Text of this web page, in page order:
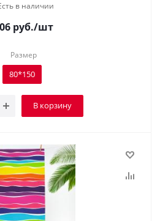
в наличии
руб./шт
Размер
80*150
В корзину